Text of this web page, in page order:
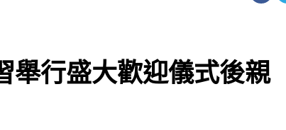
舉行盛大歡迎儀式後親